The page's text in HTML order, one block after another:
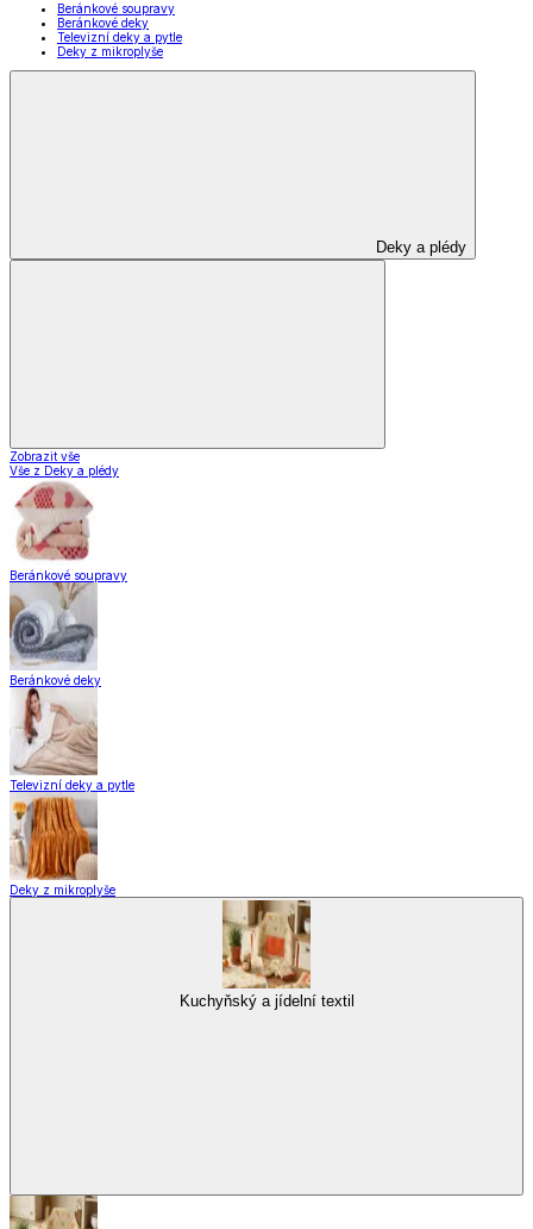
Beránkové soupravy
Beránkové deky
Televizní deky a pytle
Deky z mikroplyše
Deky a plédy
Zobrazit vše
Vše z Deky a plédy
Beránkové soupravy
Beránkové deky
Televizní deky a pytle
Deky z mikroplyše
Kuchyňský a jídelní textil